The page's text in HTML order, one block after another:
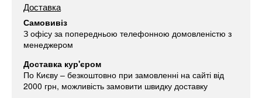
Доставка
Самовивіз
З офісу за попередньою телефонною домовленістю з
менеджером
Доставка кур'єром
По Києву – безкоштовно при замовленні на сайті від
2000 грн, можливість замовити швидку доставку